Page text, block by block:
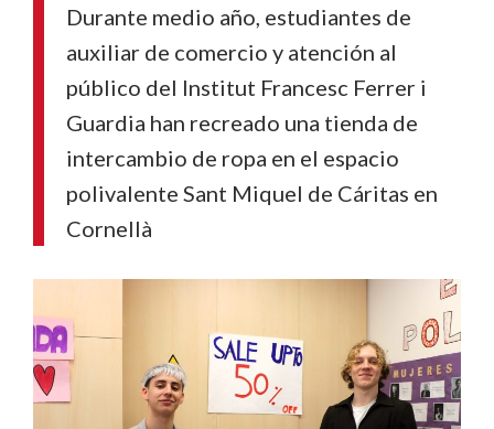
Durante medio año, estudiantes de
auxiliar de comercio y atención al
público del Institut Francesc Ferrer i
Guardia han recreado una tienda de
intercambio de ropa en el espacio
polivalente Sant Miquel de Cáritas en
Cornellà